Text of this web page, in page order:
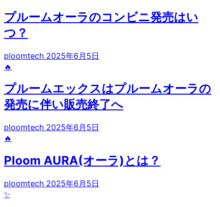
プルームオーラのコンビニ発売はい
つ？
ploomtech 2025年6月5日
🔥
プルームエックスはプルームオーラの
発売に伴い販売終了へ
ploomtech 2025年6月5日
🔥
Ploom AURA(オーラ)とは？
ploomtech 2025年6月5日
✨